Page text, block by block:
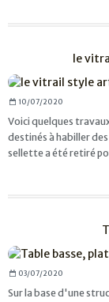
le
10/07/2020
Voici quelques
destinés à habiller
sellette a été retiré
03/07/2020
Sur la base d'une